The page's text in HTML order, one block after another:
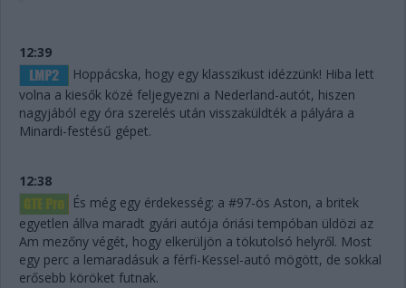
12:39
Hoppácska, hogy egy klasszikust idézzünk! Hiba lett
volna a kiesők közé feljegyezni a Nederland-autót, hiszen
nagyjából egy óra szerelés után visszaküldték a pályára a
Minardi-festésű gépet.
12:38
És még egy érdekesség: a #97-ös Aston, a britek
egyetlen állva maradt gyári autója óriási tempóban üldözi az
Am mezőny végét, hogy elkerüljön a tökutolsó helyről. Most
egy perc a lemaradásuk a férfi-Kessel-autó mögött, de sokkal
erősebb köröket futnak.